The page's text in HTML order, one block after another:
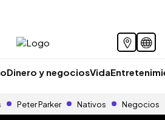
Dinero y negociosVida
Peter Parker Nativos Negocios